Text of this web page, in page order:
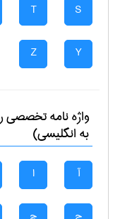
S
T
Y
Z
واژه نامه تخصصی
به انگلیسی)
آ ا